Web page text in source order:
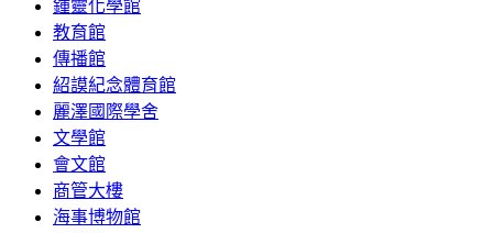
鍾靈化學館
教育館
傳播館
紹謨紀念體育館
麗澤國際學舍
文學館
會文館
商管大樓
海事博物館